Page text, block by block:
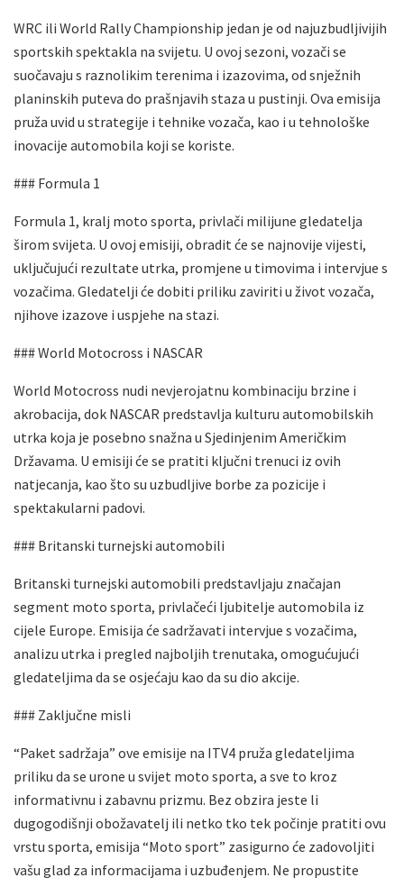
WRC ili World Rally Championship jedan je od najuzbudljivijih
sportskih spektakla na svijetu. U ovoj sezoni, vozači se
suočavaju s raznolikim terenima i izazovima, od snježnih
planinskih puteva do prašnjavih staza u pustinji. Ova emisija
pruža uvid u strategije i tehnike vozača, kao i u tehnološke
inovacije automobila koji se koriste.
### Formula 1
Formula 1, kralj moto sporta, privlači milijune gledatelja
širom svijeta. U ovoj emisiji, obradit će se najnovije vijesti,
uključujući rezultate utrka, promjene u timovima i intervjue s
vozačima. Gledatelji će dobiti priliku zaviriti u život vozača,
njihove izazove i uspjehe na stazi.
### World Motocross i NASCAR
World Motocross nudi nevjerojatnu kombinaciju brzine i
akrobacija, dok NASCAR predstavlja kulturu automobilskih
utrka koja je posebno snažna u Sjedinjenim Američkim
Državama. U emisiji će se pratiti ključni trenuci iz ovih
natjecanja, kao što su uzbudljive borbe za pozicije i
spektakularni padovi.
### Britanski turnejski automobili
Britanski turnejski automobili predstavljaju značajan
segment moto sporta, privlačeći ljubitelje automobila iz
cijele Europe. Emisija će sadržavati intervjue s vozačima,
analizu utrka i pregled najboljih trenutaka, omogućujući
gledateljima da se osjećaju kao da su dio akcije.
### Zaključne misli
“Paket sadržaja” ove emisije na ITV4 pruža gledateljima
priliku da se urone u svijet moto sporta, a sve to kroz
informativnu i zabavnu prizmu. Bez obzira jeste li
dugogodišnji obožavatelj ili netko tko tek počinje pratiti ovu
vrstu sporta, emisija “Moto sport” zasigurno će zadovoljiti
vašu glad za informacijama i uzbuđenjem. Ne propustite